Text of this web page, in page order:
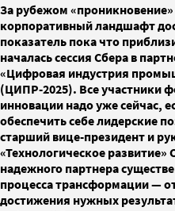
За рубежом
корпоративный ландшафт
показатель пока что
началась сессия Сбера в
«Цифровая индустрия
(ЦИПР-2025). Все участники
инновации надо уже сейчас,
обеспечить себе лидерские
старший вице-президент и
«Технологическое
надежного партнера
процесса трансформации —
достижения нужных